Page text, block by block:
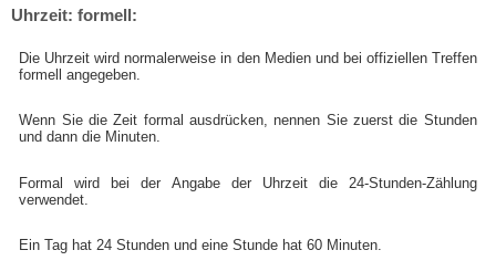
Uhrzeit: formell:
Die Uhrzeit wird normalerweise in den Medien und bei offiziellen Treffen
formell angegeben.
Wenn Sie die Zeit formal ausdrücken, nennen Sie zuerst die Stunden
und dann die Minuten.
Formal wird bei der Angabe der Uhrzeit die 24-Stunden-Zählung
verwendet.
Ein Tag hat 24 Stunden und eine Stunde hat 60 Minuten.